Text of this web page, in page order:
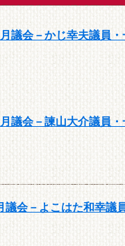
議会－かじ幸夫議員・
議会－諫山大介議員・
会－よこはた和幸議